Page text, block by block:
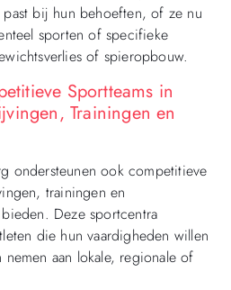
bij hun behoeften, of ze nu
sporten of specifieke
of spieropbouw.
Sportteams in
Trainingen en
ondersteunen ook competitieve
trainingen en
bieden. Deze sportcentra
die hun vaardigheden willen
aan lokale, regionale of